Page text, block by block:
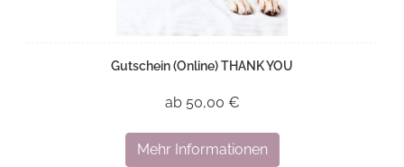
Gutschein (Online) THANK YOU
ab 50,00 €
Mehr Informationen